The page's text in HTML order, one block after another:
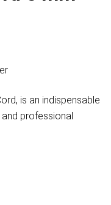
is an indispensable
professional